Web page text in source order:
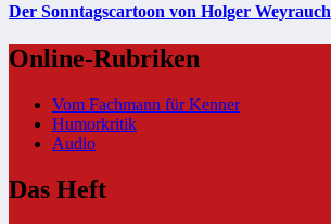
Der Sonntagscartoon von Holger Weyrauch
Online-Rubriken
Vom Fachmann für Kenner
Humorkritik
Audio
Das Heft